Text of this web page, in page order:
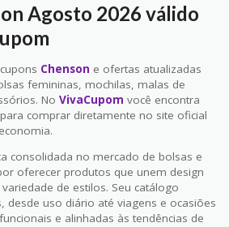
Agosto 2026 válido
Chenson e ofertas atualizadas
femininas, mochilas, malas de
No VivaCupom você encontra
comprar diretamente no site oficial
consolidada no mercado de bolsas e
oferecer produtos que unem design
de estilos. Seu catálogo
desde uso diário até viagens e ocasiões
e alinhadas às tendências de